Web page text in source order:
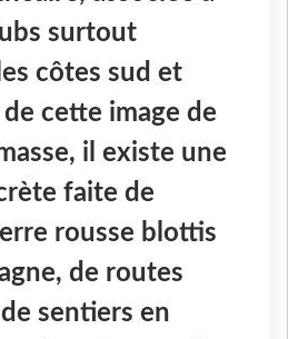
surtout
côtes sud et
cette image de
il existe une
faite de
rousse blottis
de routes
sentiers en